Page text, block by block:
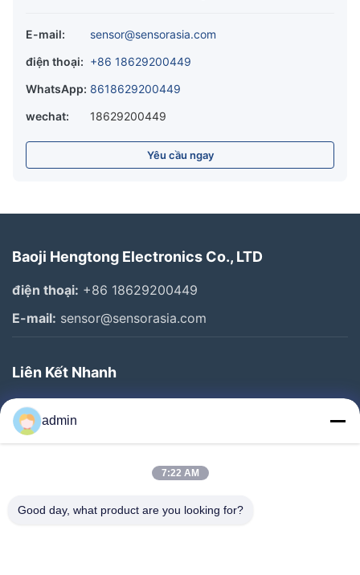
E-mail:
sensor@sensorasia.com
điện thoại: +86 18629200449
WhatsApp: 8618629200449
wechat:
18629200449
Yêu cầu ngay
Baoji Hengtong Electronics Co., LTD
điện thoại: +86 18629200449
E-mail: sensor@sensorasia.com
Liên Kết Nhanh
Trang Chủ
Các Sản Phẩm
Tham Quan Nhà Máy
admin
7:22 AM
Good day, what product are you looking for?